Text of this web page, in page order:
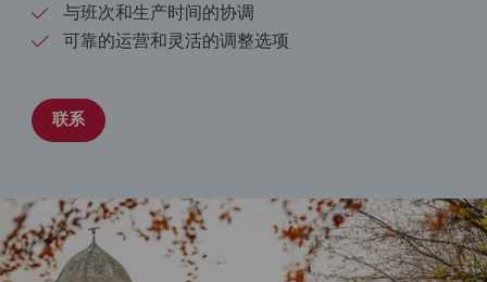
与班次和生产时间的协调
可靠的运营和灵活的调整选项
联系